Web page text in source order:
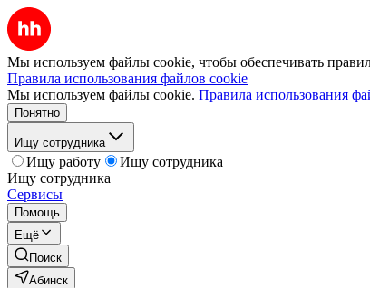
Мы используем файлы cookie, чтобы обеспечивать
Правила использования файлов cookie
Мы используем файлы cookie. Правила использования
Понятно
Ищу сотрудника
Ищу работу
Ищу сотрудника
Ищу сотрудника
Сервисы
Помощь
Ещё
Поиск
Абинск